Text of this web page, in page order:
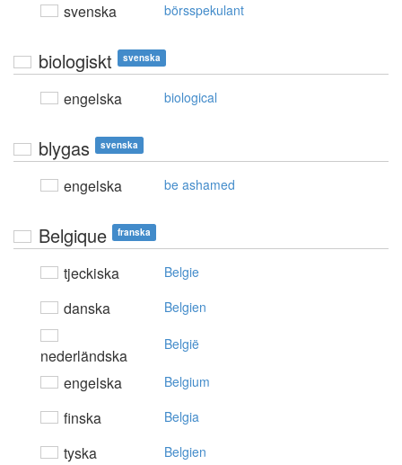
svenska börsspekulant
biologiskt svenska
engelska biological
blygas svenska
engelska be ashamed
Belgique franska
tjeckiska Belgie
danska Belgien
nederländska
België
engelska Belgium
finska Belgia
tyska Belgien